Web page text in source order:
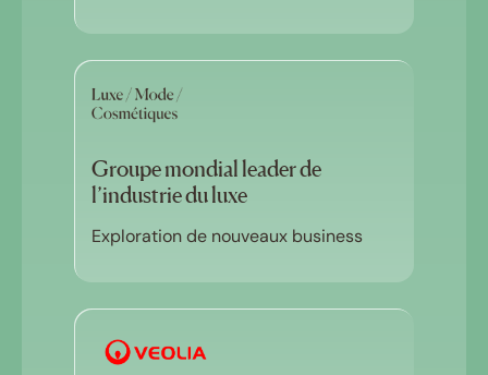
Groupe mondial leader de
l’industrie du luxe
Exploration de nouveaux business